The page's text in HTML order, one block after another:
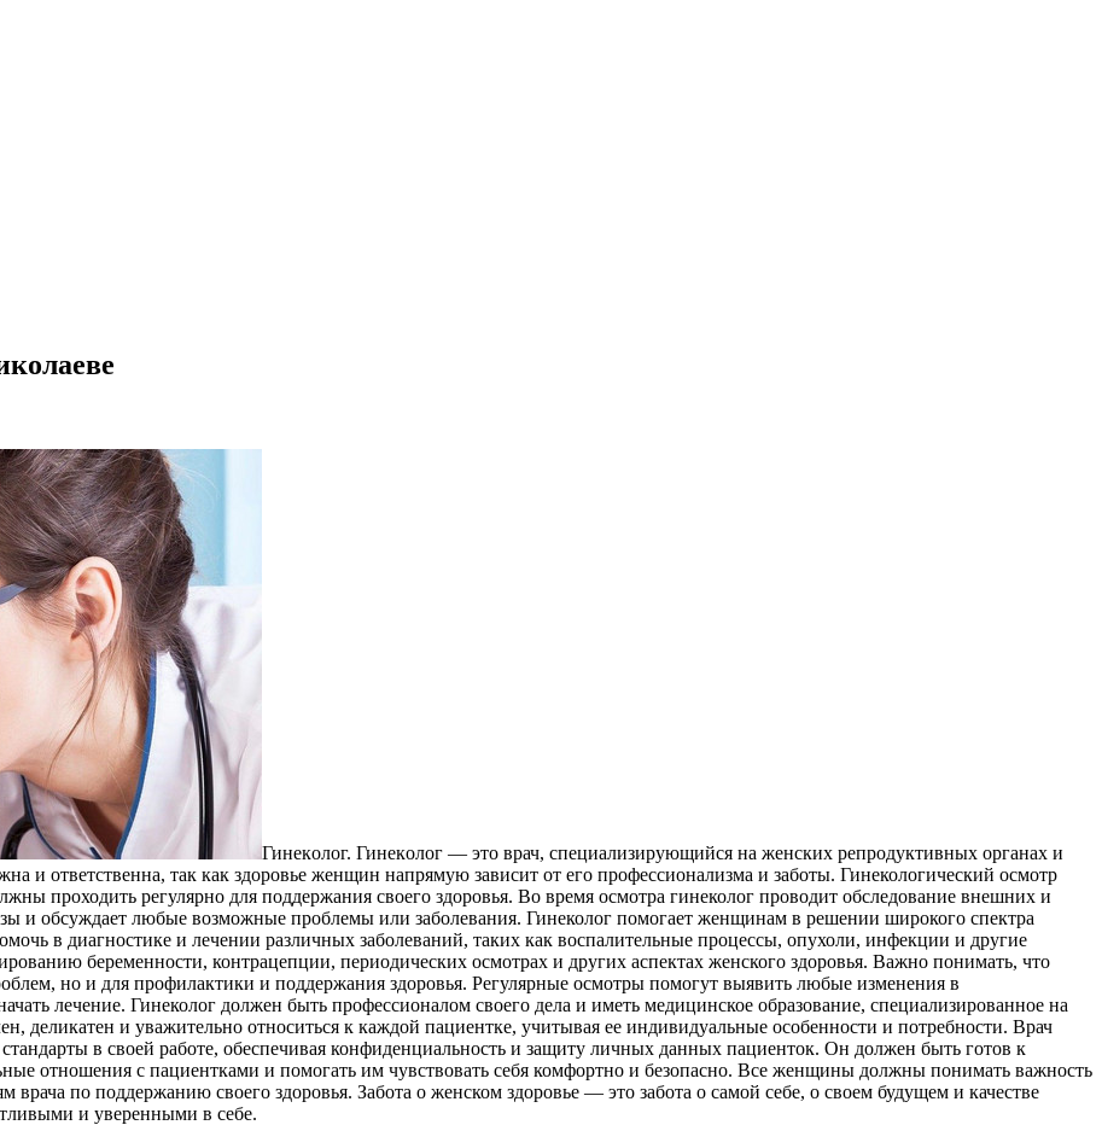
Гинeкoлoг. Гинeкoлoг — этo врач, специализирующийся на женских репродуктивных органах и
и ответственна, так как здоровье женщин напрямую зависит от его профессионализма и заботы. Гинекологический осмотр
проходить регулярно для поддержания своего здоровья. Во время осмотра гинеколог проводит обследование внешних и
и обсуждает любые возможные проблемы или заболевания. Гинеколог помогает женщинам в решении широкого спектра
в диагностике и лечении различных заболеваний, таких как воспалительные процессы, опухоли, инфекции и другие
беременности, контрацепции, периодических осмотрах и других аспектах женского здоровья. Важно понимать, что
но и для профилактики и поддержания здоровья. Регулярные осмотры помогут выявить любые изменения в
лечение. Гинеколог должен быть профессионалом своего дела и иметь медицинское образование, специализированное на
деликатен и уважительно относиться к каждой пациентке, учитывая ее индивидуальные особенности и потребности. Врач
в своей работе, обеспечивая конфиденциальность и защиту личных данных пациенток. Он должен быть готов к
отношения с пациентками и помогать им чувствовать себя комфортно и безопасно. Все женщины должны понимать важность
врача по поддержанию своего здоровья. Забота о женском здоровье — это забота о самой себе, о своем будущем и качестве
и уверенными в себе.